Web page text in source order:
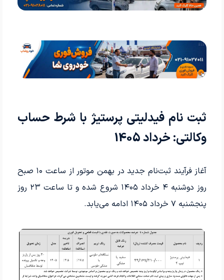
ثبت نام فیدلیتی پرستیژ با شرط حساب
وکالتی: خرداد 1405
آغاز فرآیند ثبت‌نام جدید در بهمن موتور از ساعت ۱۰ صبح
روز دوشنبه ۴ خرداد ۱۴۰۵ شروع شده و تا ساعت ۲۳ روز
پنجشنبه ۷ خرداد ۱۴۰۵ ادامه می‌یابد.